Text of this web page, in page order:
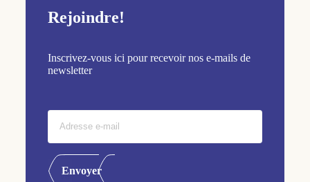
Rejoindre!
Inscrivez-vous ici pour recevoir nos e-mails de
newsletter
Envoyer